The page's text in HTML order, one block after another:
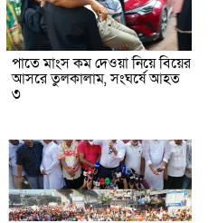
পাতে মাংস কম দেওয়া নিয়ে বিয়ের
আসরে তুলকালাম, সংঘর্ষে আহত
৩